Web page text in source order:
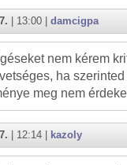
| 13:00 | damcigpa
nem kérem
ha
meg nem
| 12:14 | kazoly